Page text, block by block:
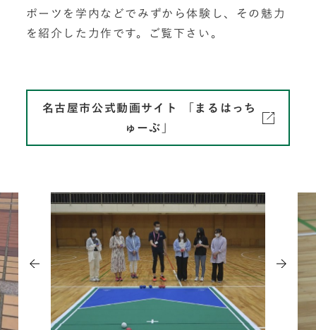
ポーツを学内などでみずから体験し、その魅力
を紹介した力作です。ご覧下さい。
名古屋市公式動画サイト 「まるはっち
ゅーぶ」